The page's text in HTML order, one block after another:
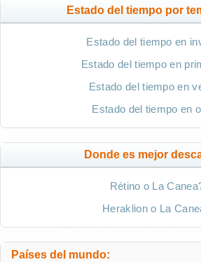
Estado del tiempo por
Estado del tiempo en
Estado del tiempo en
Estado del tiempo en
Estado del tiempo en
Donde es mejor
Rétino o La
Heraklion o La
Países del mundo: